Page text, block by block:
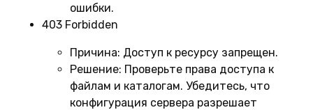
ошибки.
403 Forbidden
Причина: Доступ к ресурсу запрещен.
Решение: Проверьте права доступа к
файлам и каталогам. Убедитесь, что
конфигурация сервера разрешает